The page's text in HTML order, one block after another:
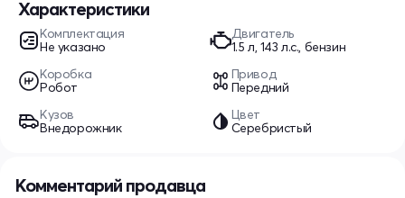
Характеристики
Комплектация
Не указано
Двигатель
1.5 л, 143 л.с., бензин
Коробка
Робот
Привод
Передний
Кузов
Внедорожник
Цвет
Серебристый
Комментарий продавца